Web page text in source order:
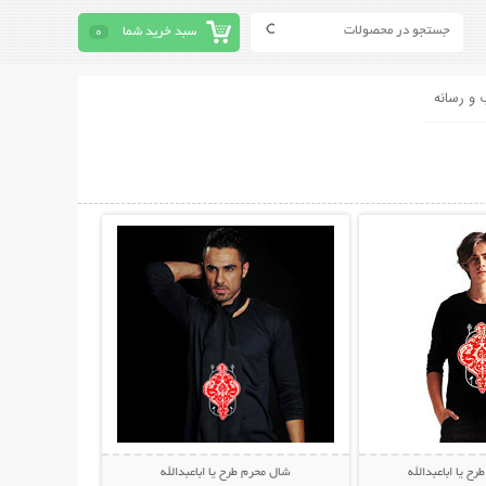
سبد خرید شما 0
و رسانه
یا اباعبدالله شال محرم طرح یا اباعبدالله